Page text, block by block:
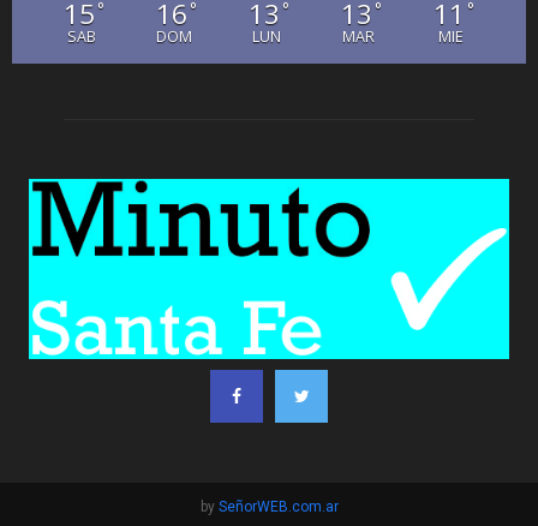
15°
SAB
16°
DOM
13 °
LUN
13 °
MAR
11 °
MIE
by SeñorWEB.com.ar